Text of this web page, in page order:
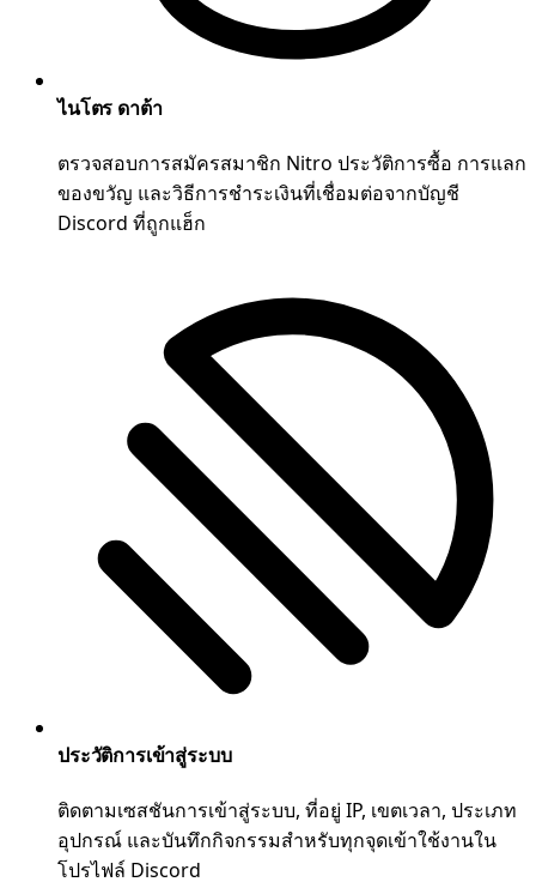
ไนโตร ดาต้า
ตรวจสอบการสมัครสมาชิก Nitro ประวัติการซื้อ การแลก
ของขวัญ และวิธีการชำระเงินที่เชื่อมต่อจากบัญชี
Discord ที่ถูกแฮ็ก
ประวัติการเข้าสู่ระบบ
ติดตามเซสชันการเข้าสู่ระบบ, ที่อยู่ IP, เขตเวลา, ประเภท
อุปกรณ์ และบันทึกกิจกรรมสำหรับทุกจุดเข้าใช้งานใน
โปรไฟล์ Discord